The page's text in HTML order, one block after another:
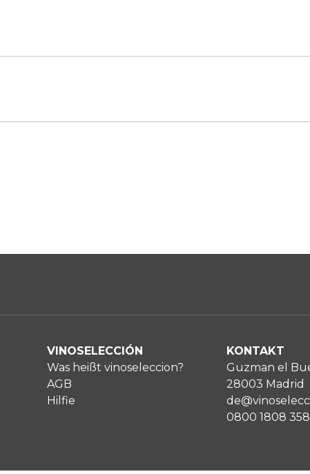
VINOSELECCIÓN
Was heißt vinoseleccion?
AGB
Hilfie
KONTAKT
Guzman el
28003 Madrid
0800 1808 358